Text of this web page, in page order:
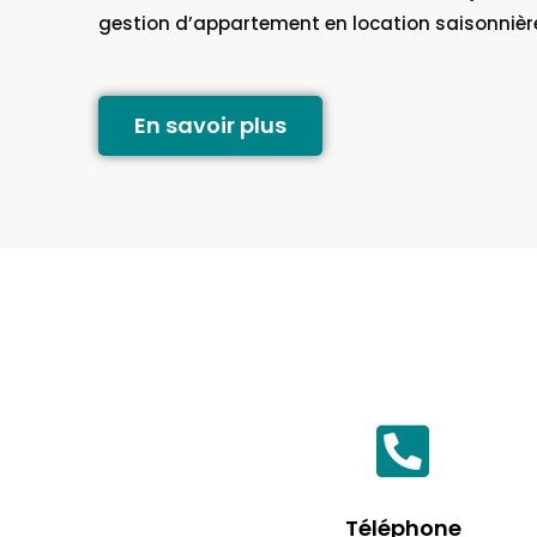
gestion d’appartement en location
En savoir plus
Téléphone